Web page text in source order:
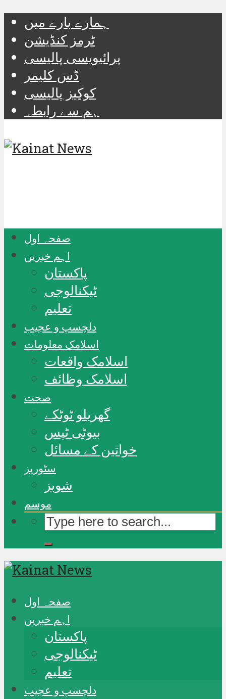
ہمارے بارے میں
ٹرمز کنڈیشن
پرائیویسی پالیسی
ڈس کلیمر
کوکیز پالیسی
ہم سے رابطہ
صفحہ اول
اہم خبریں
پاکستان
ٹیکنالوجی
تعلیم
دلچسپ و عجیب
اسلامک معلومات
اسلامک واقعات
اسلامک وظائف
صحت
گھریلو ٹوٹکے
بیوٹی ٹپس
خواتین کے مسائل
سٹوریز
شوبز
موسم
صفحہ اول
اہم خبریں
پاکستان
ٹیکنالوجی
تعلیم
دلچسپ و عجیب